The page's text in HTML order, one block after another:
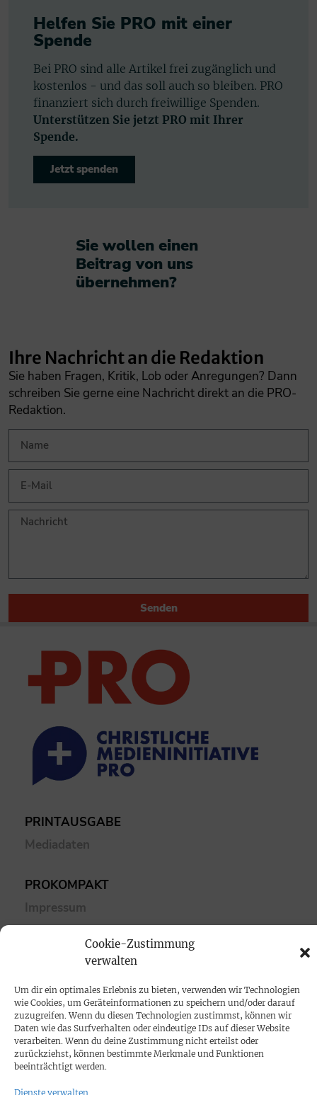
Cookie-Zustimmung
verwalten
Um dir ein optimales Erlebnis zu bieten, verwenden wir Technologien
wie Cookies, um Geräteinformationen zu speichern und/oder darauf
zuzugreifen. Wenn du diesen Technologien zustimmst, können wir
Daten wie das Surfverhalten oder eindeutige IDs auf dieser Website
verarbeiten. Wenn du deine Zustimmung nicht erteilst oder
zurückziehst, können bestimmte Merkmale und Funktionen
beeinträchtigt werden.
Dienste verwalten
Helfen Sie PRO mit einer
Spende
Bei PRO sind alle Artikel frei zugänglich und
kostenlos - und das soll auch so bleiben. PRO
finanziert sich durch freiwillige Spenden.
Unterstützen Sie jetzt PRO mit Ihrer
Spende.
Jetzt spenden
Sie wollen einen
Beitrag von uns
übernehmen?​
Ihre Nachricht an die Redaktion
Sie haben Fragen, Kritik, Lob oder Anregungen? Dann
schreiben Sie gerne eine Nachricht direkt an die PRO-
Redaktion.
Senden
PRINTAUSGABE
Mediadaten
PROKOMPAKT
Impressum
Datenschutz
KONTAKT
Cookie-Richtlinie